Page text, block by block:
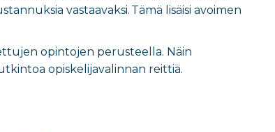
vastaavaksi. Tämä lisäisi avoimen
opintojen perusteella. Näin
opiskelijavalinnan reittiä.